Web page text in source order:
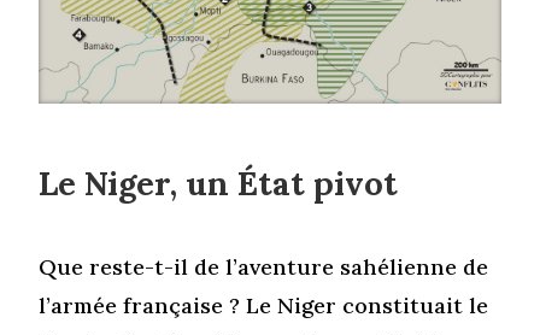
Le Niger, un État pivot
Que reste-t-il de l’aventure sahélienne de
l’armée française ? Le Niger constituait le